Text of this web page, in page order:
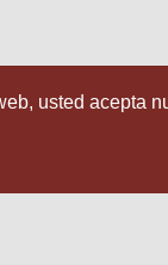
usted acepta